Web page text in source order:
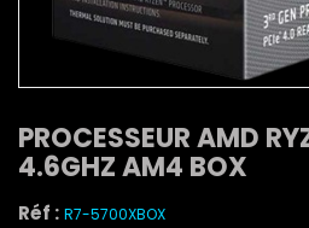
PROCESSEUR AMD
4.6GHZ AM4 BOX
Réf : R7-5700XBOX